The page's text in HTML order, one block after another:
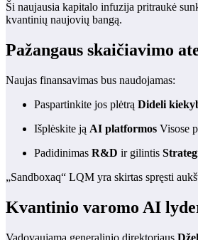
Ši naujausia kapitalo infuzija pritraukė
kvantinių naujovių bangą.
Pažangaus skaičiavimo
Naujas finansavimas bus naudojamas:
Paspartinkite jos plėtrą Dideli
Išplėskite ją AI platformos Visose
Padidinimas R&D ir gilintis
„Sandboxaq“ LQM yra skirtas spręsti
Kvantinio varomo AI
Vadovaujama generalinio direktoriaus